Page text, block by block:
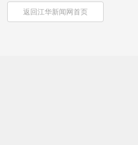
返回江华新闻网首页